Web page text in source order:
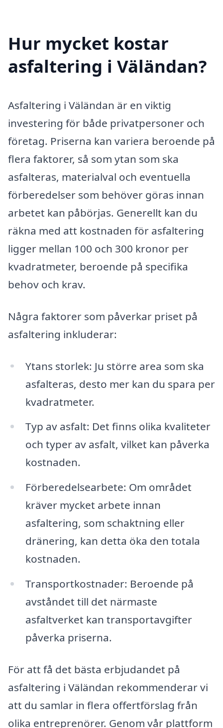
Hur mycket kostar
asfaltering i Väländan?
Asfaltering i Väländan är en viktig
investering för både privatpersoner och
företag. Priserna kan variera beroende på
flera faktorer, så som ytan som ska
asfalteras, materialval och eventuella
förberedelser som behöver göras innan
arbetet kan påbörjas. Generellt kan du
räkna med att kostnaden för asfaltering
ligger mellan 100 och 300 kronor per
kvadratmeter, beroende på specifika
behov och krav.
Några faktorer som påverkar priset på
asfaltering inkluderar:
Ytans storlek: Ju större area som ska
asfalteras, desto mer kan du spara per
kvadratmeter.
Typ av asfalt: Det finns olika kvaliteter
och typer av asfalt, vilket kan påverka
kostnaden.
Förberedelsearbete: Om området
kräver mycket arbete innan
asfaltering, som schaktning eller
dränering, kan detta öka den totala
kostnaden.
Transportkostnader: Beroende på
avståndet till det närmaste
asfaltverket kan transportavgifter
påverka priserna.
För att få det bästa erbjudandet på
asfaltering i Väländan rekommenderar vi
att du samlar in flera offertförslag från
olika entreprenörer. Genom vår plattform